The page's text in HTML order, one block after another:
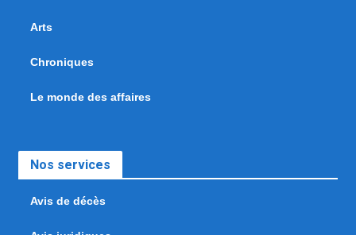
Arts
Chroniques
Le monde des affaires
Nos services
Avis de décès